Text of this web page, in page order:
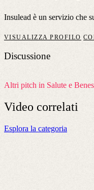
Insulead è un servizio che
VISUALIZZA PROFILO
Discussione
Altri pitch in Salute e
Video correlati
Esplora la categoria